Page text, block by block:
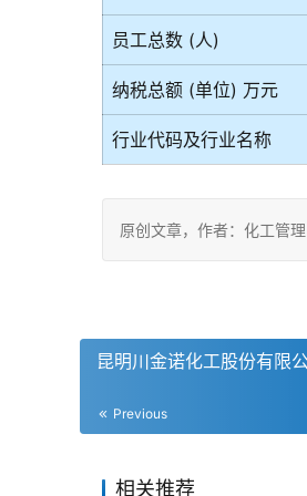
员工总数 (人)
纳税总额 (单位) 万元
行业代码及行业名称
原创文章，作者：化工管
昆明川金诺化工股份有限
Previous
相关推荐